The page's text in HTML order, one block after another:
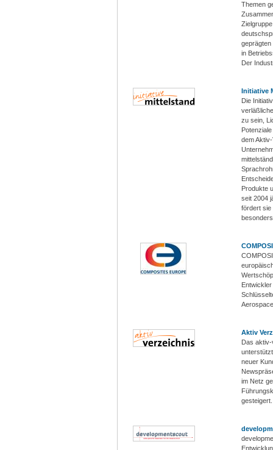
Themen
geprägten
in
Der
Initiative
Die
zu sein,
dem
Produkte
seit 2004
fördert sie
Aktiv
Das
neuer
im Netz
gesteigert.